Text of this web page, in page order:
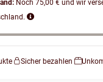
Noch 75,00 € und wir
Sicher bezahlen